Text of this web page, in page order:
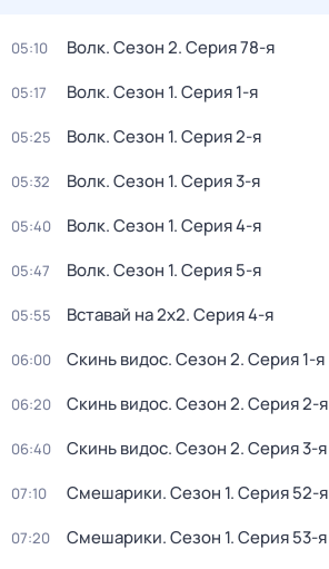
05:10 Волк. Сезон 2. Серия 78-я
05:17 Волк. Сезон 1. Серия 1-я
05:25 Волк. Сезон 1. Серия 2-я
05:32 Волк. Сезон 1. Серия 3-я
05:40 Волк. Сезон 1. Серия 4-я
05:47 Волк. Сезон 1. Серия 5-я
05:55 Вставай на 2х2. Серия 4-я
06:00 Скинь видос. Сезон 2. Серия 1-я
06:20 Скинь видос. Сезон 2. Серия 2-я
06:40 Скинь видос. Сезон 2. Серия 3-я
07:10 Смешарики. Сезон 1. Серия 52-я
07:20 Смешарики. Сезон 1. Серия 53-я